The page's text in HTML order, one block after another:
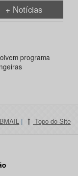
+ Notícias
programa
| Topo do Site